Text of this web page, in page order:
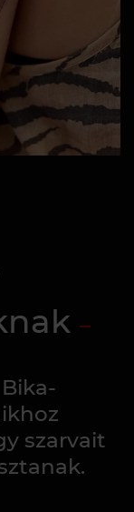
szarvait